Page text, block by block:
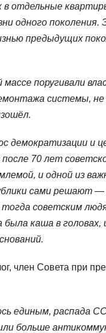
в отдельные
одного
предыдущих
поругивали
системы,
демократизации и
после 70 лет
и одной из
сами решают
советским
каша в головах,
член Совета при
единым, распада
больше